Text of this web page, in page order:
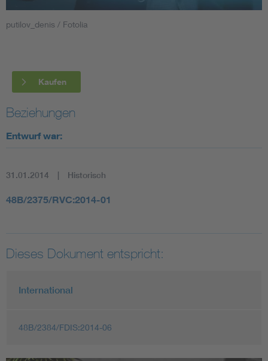
Smart Cities
Blitzschutz: DIN EN 62305 in der Übersicht
Circular Economy für mehr Ressourceneffizienz
putilov_denis / Fotolia
Kaufen
Beziehungen
Entwurf war:
31.01.2014 Historisch
48B/2375/RVC:2014-01
Dieses Dokument entspricht:
International
48B/2384/FDIS:2014-06